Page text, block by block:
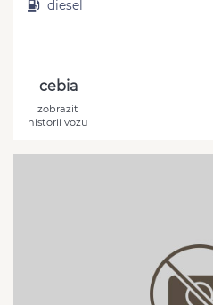
diesel
cebia
zobrazit
historii vozu